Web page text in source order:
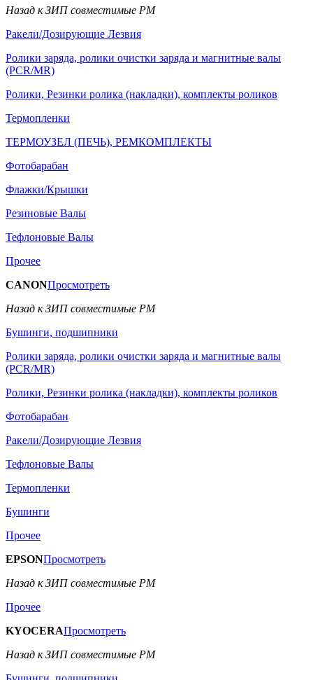
Назад к ЗИП совместимые РМ
Ракели/Дозирующие Лезвия
Ролики заряда, ролики очистки заряда и магнитные валы
(PCR/MR)
Ролики, Резинки ролика (накладки), комплекты роликов
Термопленки
ТЕРМОУЗЕЛ (ПЕЧЬ), РЕМКОМПЛЕКТЫ
Фотобарабан
Флажки/Крышки
Резиновые Валы
Тефлоновые Валы
Прочее
CANONПросмотреть
Назад к ЗИП совместимые РМ
Бушинги, подшипники
Ролики заряда, ролики очистки заряда и магнитные валы
(PCR/MR)
Ролики, Резинки ролика (накладки), комплекты роликов
Фотобарабан
Ракели/Дозирующие Лезвия
Тефлоновые Валы
Термопленки
Бушинги
Прочее
EPSONПросмотреть
Назад к ЗИП совместимые РМ
Прочее
KYOCERAПросмотреть
Назад к ЗИП совместимые РМ